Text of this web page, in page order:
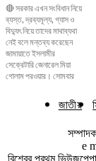
🔴 সরকার এখন সংবিধান নিয়ে
ব্যস্ত, দ্রব্যমূল্য, গ্যাস ও
বিদ্যুৎ নিয়ে তাদের মাথাব্যথা
নেই বলে মন্তব্য করেছেন
জামায়াতে ইসলামীর
সেক্রেটারি জেনারেল মিয়া
গোলাম পরওয়ার। সোমবার
রাজধানীর মগবাজারে দলের
কেন্দ্রীয় কার্যালয়ে আয়োজিত
এক সংবাদ সম্মেলনে এ কথা
বলেন তিনি। মিয়া গোলাম
পরওয়ার বলেন, সরকার এখন
জাতীয়
e
বিশ্বের প্রথম